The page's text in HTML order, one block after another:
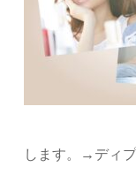
します。→ディ